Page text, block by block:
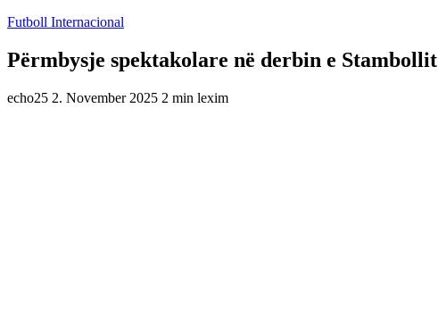
Futboll Internacional
Përmbysje spektakolare në derbin e Stambollit
echo25 2. November 2025 2 min lexim